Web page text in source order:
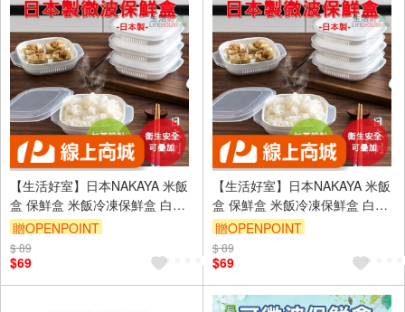
【生活好室】日本NAKAYA 米飯
盒 保鮮盒 米飯冷凍保鮮盒 白飯
收納盒 白飯盒 便當盒 保鮮盒 飯
盒 餐盒 廚房收納
贈OPENPOINT
訂單滿999享9折
$ 89
$69
【生活好室】日本NAKAYA 米飯
盒 保鮮盒 米飯冷凍保鮮盒 白飯
收納盒 白飯盒 便當盒 保鮮盒 飯
盒 餐盒 廚房收納
贈OPENPOINT
訂單滿999享9折
$ 89
$69